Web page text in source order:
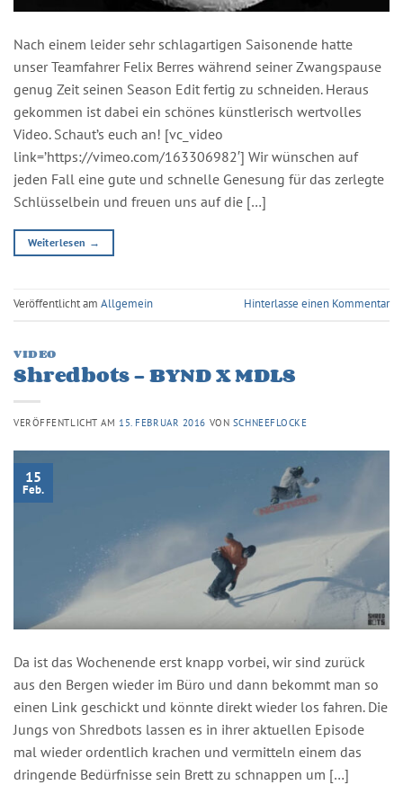
Nach einem leider sehr schlagartigen Saisonende hatte
unser Teamfahrer Felix Berres während seiner Zwangspause
genug Zeit seinen Season Edit fertig zu schneiden. Heraus
gekommen ist dabei ein schönes künstlerisch wertvolles
Video. Schaut’s euch an! [vc_video
link=’https://vimeo.com/163306982′] Wir wünschen auf
jeden Fall eine gute und schnelle Genesung für das zerlegte
Schlüsselbein und freuen uns auf die […]
Weiterlesen →
Veröffentlicht am Allgemein Hinterlasse einen Kommentar
VIDEO
Shredbots – BYND X MDLS
VERÖFFENTLICHT AM 15. FEBRUAR 2016 VON SCHNEEFLOCKE
15
Feb.
Da ist das Wochenende erst knapp vorbei, wir sind zurück
aus den Bergen wieder im Büro und dann bekommt man so
einen Link geschickt und könnte direkt wieder los fahren. Die
Jungs von Shredbots lassen es in ihrer aktuellen Episode
mal wieder ordentlich krachen und vermitteln einem das
dringende Bedürfnisse sein Brett zu schnappen um […]